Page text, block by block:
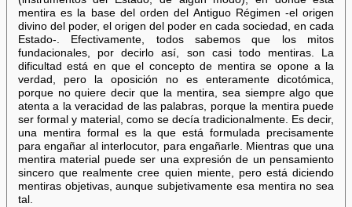
mentira es la base del orden del Antiguo Régimen -el origen
divino del poder, el origen del poder en cada sociedad, en cada
Estado-. Efectivamente, todos sabemos que los mitos
fundacionales, por decirlo así, son casi todo mentiras. La
dificultad está en que el concepto de mentira se opone a la
verdad, pero la oposición no es enteramente dicotómica,
porque no quiere decir que la mentira, sea siempre algo que
atenta a la veracidad de las palabras, porque la mentira puede
ser formal y material, como se decía tradicionalmente. Es decir,
una mentira formal es la que está formulada precisamente
para engañar al interlocutor, para engañarle. Mientras que una
mentira material puede ser una expresión de un pensamiento
sincero que realmente cree quien miente, pero está diciendo
mentiras objetivas, aunque subjetivamente esa mentira no sea
tal.